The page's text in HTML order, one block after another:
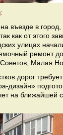
:
въезде в
как от этого
улицах
ремонт
Малая
дорог
на